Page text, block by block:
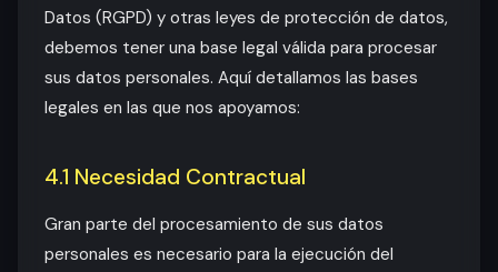
Datos (RGPD) y otras leyes de protección de datos,
debemos tener una base legal válida para procesar
sus datos personales. Aquí detallamos las bases
legales en las que nos apoyamos:
4.1 Necesidad Contractual
Gran parte del procesamiento de sus datos
personales es necesario para la ejecución del